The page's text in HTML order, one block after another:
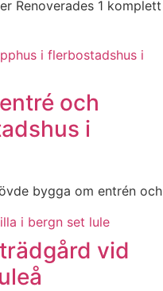
Renoverades 1 komplett
och
i
bygga om entrén och
vid